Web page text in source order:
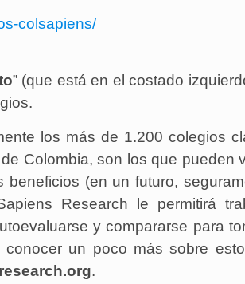
colsapiens/
” (que está en el costado
los más de 1.200 colegios
Colombia, son los que pueden
(en un futuro,
Research le permitirá
y compararse para
un poco más sobre
.